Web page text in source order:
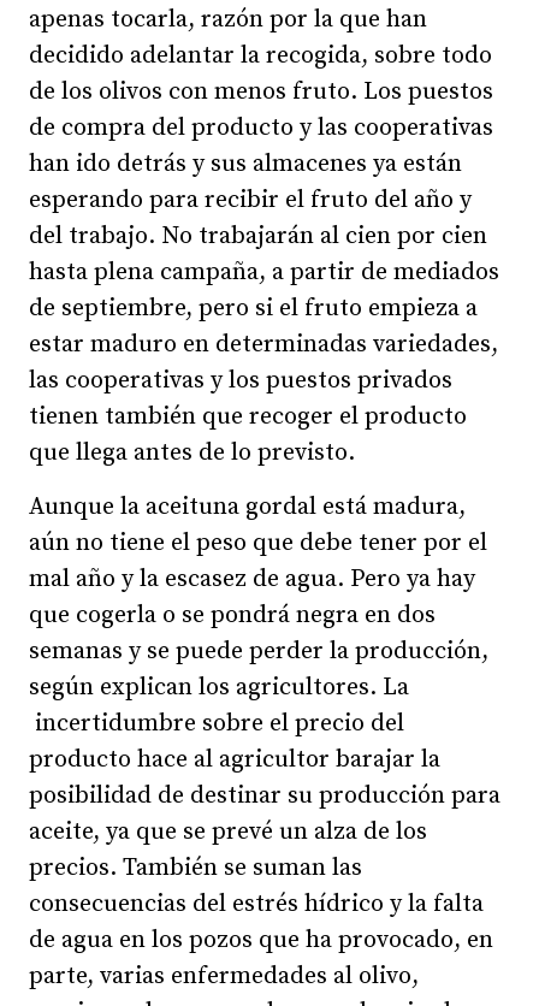
apenas tocarla, razón por la que han
decidido adelantar la recogida, sobre todo
de los olivos con menos fruto. Los puestos
de compra del producto y las cooperativas
han ido detrás y sus almacenes ya están
esperando para recibir el fruto del año y
del trabajo. No trabajarán al cien por cien
hasta plena campaña, a partir de mediados
de septiembre, pero si el fruto empieza a
estar maduro en determinadas variedades,
las cooperativas y los puestos privados
tienen también que recoger el producto
que llega antes de lo previsto.
Aunque la aceituna gordal está madura,
aún no tiene el peso que debe tener por el
mal año y la escasez de agua. Pero ya hay
que cogerla o se pondrá negra en dos
semanas y se puede perder la producción,
según explican los agricultores. La
incertidumbre sobre el precio del
producto hace al agricultor barajar la
posibilidad de destinar su producción para
aceite, ya que se prevé un alza de los
precios. También se suman las
consecuencias del estrés hídrico y la falta
de agua en los pozos que ha provocado, en
parte, varias enfermedades al olivo,